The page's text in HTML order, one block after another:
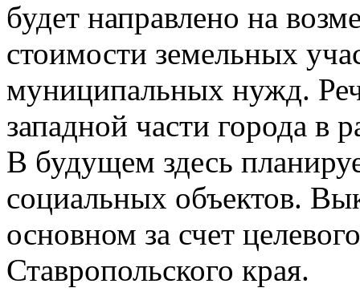
будет направлено на
стоимости земельных
муниципальных нужд.
западной части города в
В будущем здесь
социальных объектов.
основном за счет
Ставропольского края.